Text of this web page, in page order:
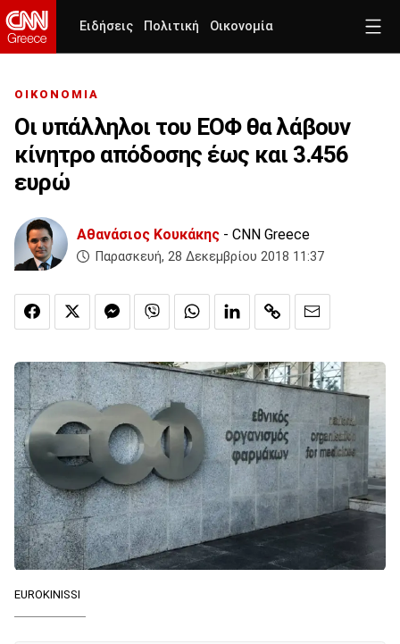
Ειδήσεις Πολιτική Οικονομία
ΟΙΚΟΝΟΜΙΑ
Οι υπάλληλοι του ΕΟΦ θα λάβουν
κίνητρο απόδοσης έως και 3.456
ευρώ
Αθανάσιος Κουκάκης - CNN Greece
Παρασκευή, 28 Δεκεμβρίου 2018 11:37
EUROKINISSI